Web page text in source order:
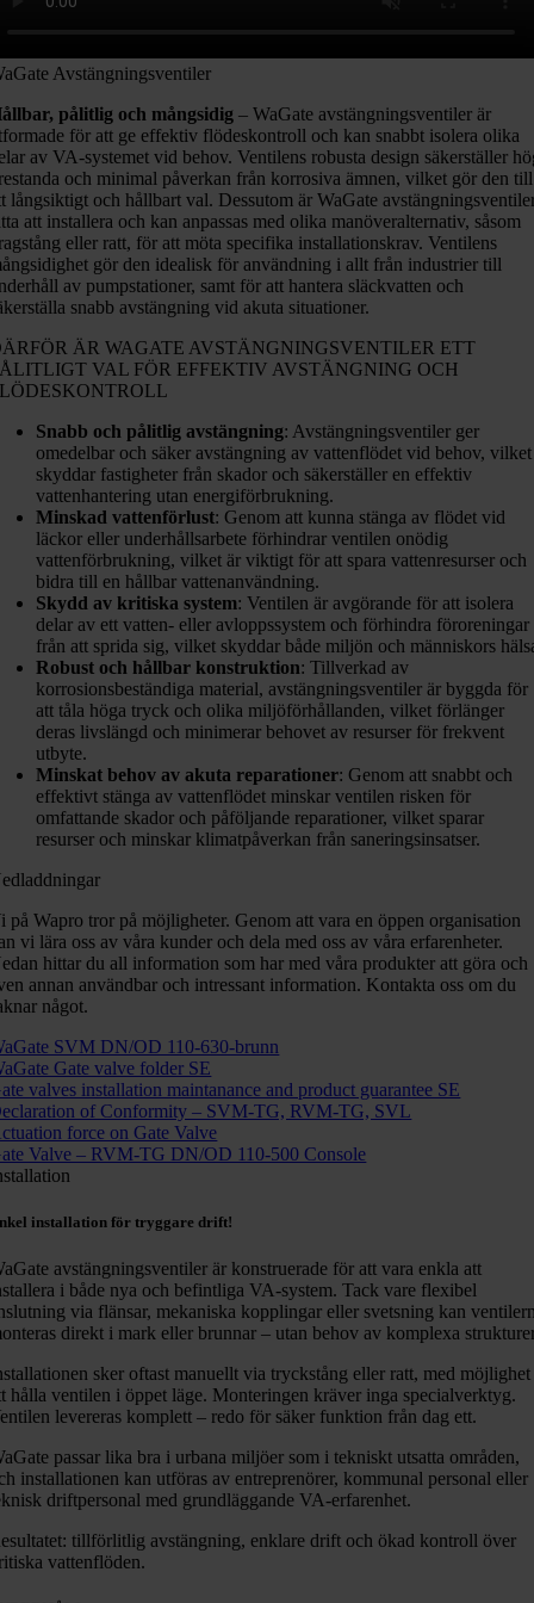
Avstängningsventiler
pålitlig och mångsidig – WaGate avstängningsventiler är
för att ge effektiv flödeskontroll och kan snabbt isolera olika
av VA-systemet vid behov. Ventilens robusta design säkerställer
och minimal påverkan från korrosiva ämnen, vilket gör den till
långsiktigt och hållbart val. Dessutom är WaGate
att installera och kan anpassas med olika manöveralternativ, såsom
eller ratt, för att möta specifika installationskrav. Ventilens
gör den idealisk för användning i allt från industrier till
av pumpstationer, samt för att hantera släckvatten och
snabb avstängning vid akuta situationer.
ÄR WAGATE AVSTÄNGNINGSVENTILER ETT
VAL FÖR EFFEKTIV AVSTÄNGNING OCH
Snabb och pålitlig avstängning: Avstängningsventiler ger
omedelbar och säker avstängning av vattenflödet vid behov, vilket
skyddar fastigheter från skador och säkerställer en effektiv
vattenhantering utan energiförbrukning.
Minskad vattenförlust: Genom att kunna stänga av flödet vid
läckor eller underhållsarbete förhindrar ventilen onödig
vattenförbrukning, vilket är viktigt för att spara vattenresurser och
bidra till en hållbar vattenanvändning.
Skydd av kritiska system: Ventilen är avgörande för att isolera
delar av ett vatten- eller avloppssystem och förhindra föroreningar
från att sprida sig, vilket skyddar både miljön och människors
Robust och hållbar konstruktion: Tillverkad av
korrosionsbeständiga material, avstängningsventiler är byggda för
att tåla höga tryck och olika miljöförhållanden, vilket förlänger
deras livslängd och minimerar behovet av resurser för frekvent
utbyte.
Minskat behov av akuta reparationer: Genom att snabbt och
effektivt stänga av vattenflödet minskar ventilen risken för
omfattande skador och påföljande reparationer, vilket sparar
resurser och minskar klimatpåverkan från saneringsinsatser.
på Wapro tror på möjligheter. Genom att vara en öppen organisation
vi lära oss av våra kunder och dela med oss av våra erfarenheter.
hittar du all information som har med våra produkter att göra och
annan användbar och intressant information. Kontakta oss om du
något.
SVM DN/OD 110-630-brunn
Gate valve folder SE
valves installation maintanance and product guarantee SE
of Conformity – SVM-TG, RVM-TG, SVL
force on Gate Valve
Valve – RVM-TG DN/OD 110-500 Console
installation för tryggare drift!
avstängningsventiler är konstruerade för att vara enkla att
i både nya och befintliga VA-system. Tack vare flexibel
via flänsar, mekaniska kopplingar eller svetsning kan
direkt i mark eller brunnar – utan behov av komplexa
sker oftast manuellt via tryckstång eller ratt, med möjlighet
hålla ventilen i öppet läge. Monteringen kräver inga specialverktyg.
levereras komplett – redo för säker funktion från dag ett.
passar lika bra i urbana miljöer som i tekniskt utsatta områden,
installationen kan utföras av entreprenörer, kommunal personal eller
driftpersonal med grundläggande VA-erfarenhet.
tillförlitlig avstängning, enklare drift och ökad kontroll över
vattenflöden.